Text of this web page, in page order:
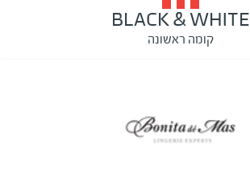
BLACK & WHITE
קומה ראשונה